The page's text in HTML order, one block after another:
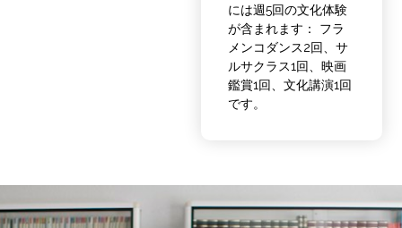
には週5回の文化体験
が含まれます： フラ
メンコダンス2回、サ
ルサクラス1回、映画
鑑賞1回、文化講演1回
です。